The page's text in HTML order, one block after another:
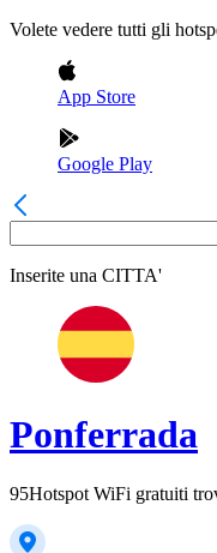
Volete vedere tutti gli
App Store
Google Play
Inserite una CITTA'
Ponferrada
95Hotspot WiFi gratuiti